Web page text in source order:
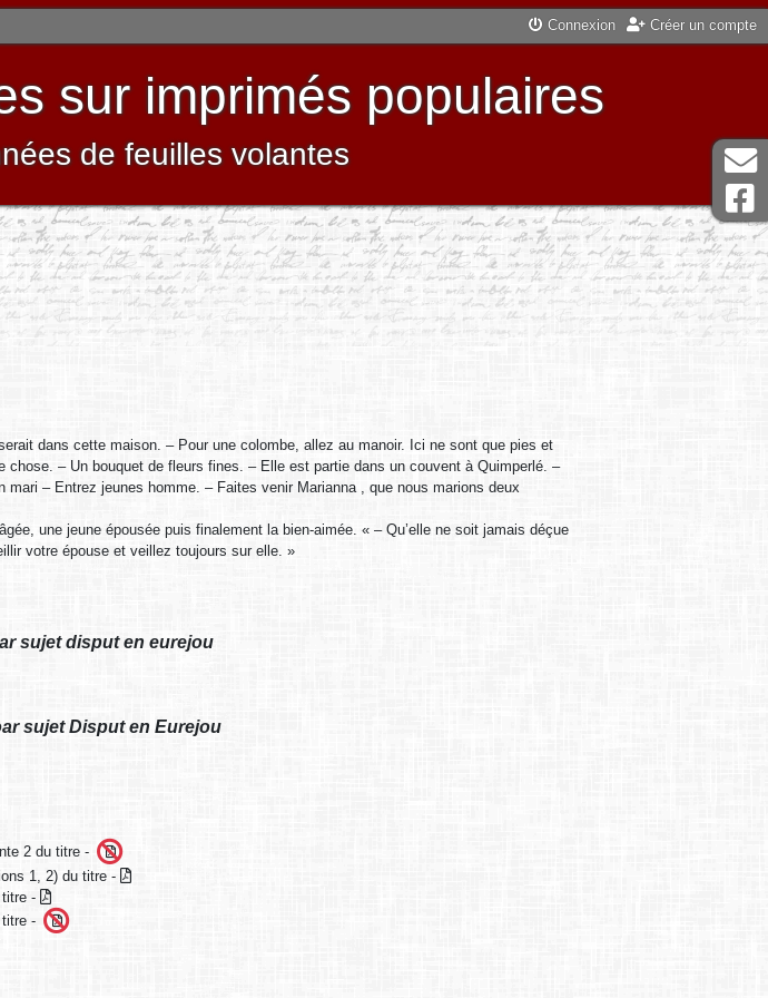
Connexion Créer un compte
sur imprimés populaires
de feuilles volantes
dans cette maison. – Pour une colombe, allez au manoir. Ici ne sont que pies et
– Un bouquet de fleurs fines. – Elle est partie dans un couvent à Quimperlé. –
mari – Entrez jeunes homme. – Faites venir Marianna , que nous marions deux
une jeune épousée puis finalement la bien-aimée. « – Qu’elle ne soit jamais déçue
votre épouse et veillez toujours sur elle. »
sujet disput en eurejou
sujet Disput en Eurejou
2 du titre -
1, 2) du titre -
-
-